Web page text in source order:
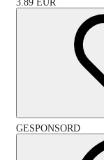
3.89 EUR
GESPONSORD